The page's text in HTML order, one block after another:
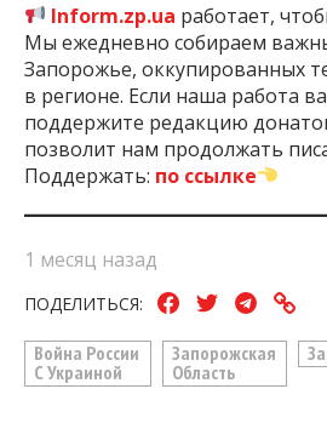
Inform.zp.ua работает,
Мы ежедневно собираем
Запорожье, оккупированных
в регионе. Если наша работа
поддержите редакцию
позволит нам продолжать
Поддержать: по ссылке
1 месяц назад
ПОДЕЛИТЬСЯ:
Война России
С Украиной
Запорожская
Область